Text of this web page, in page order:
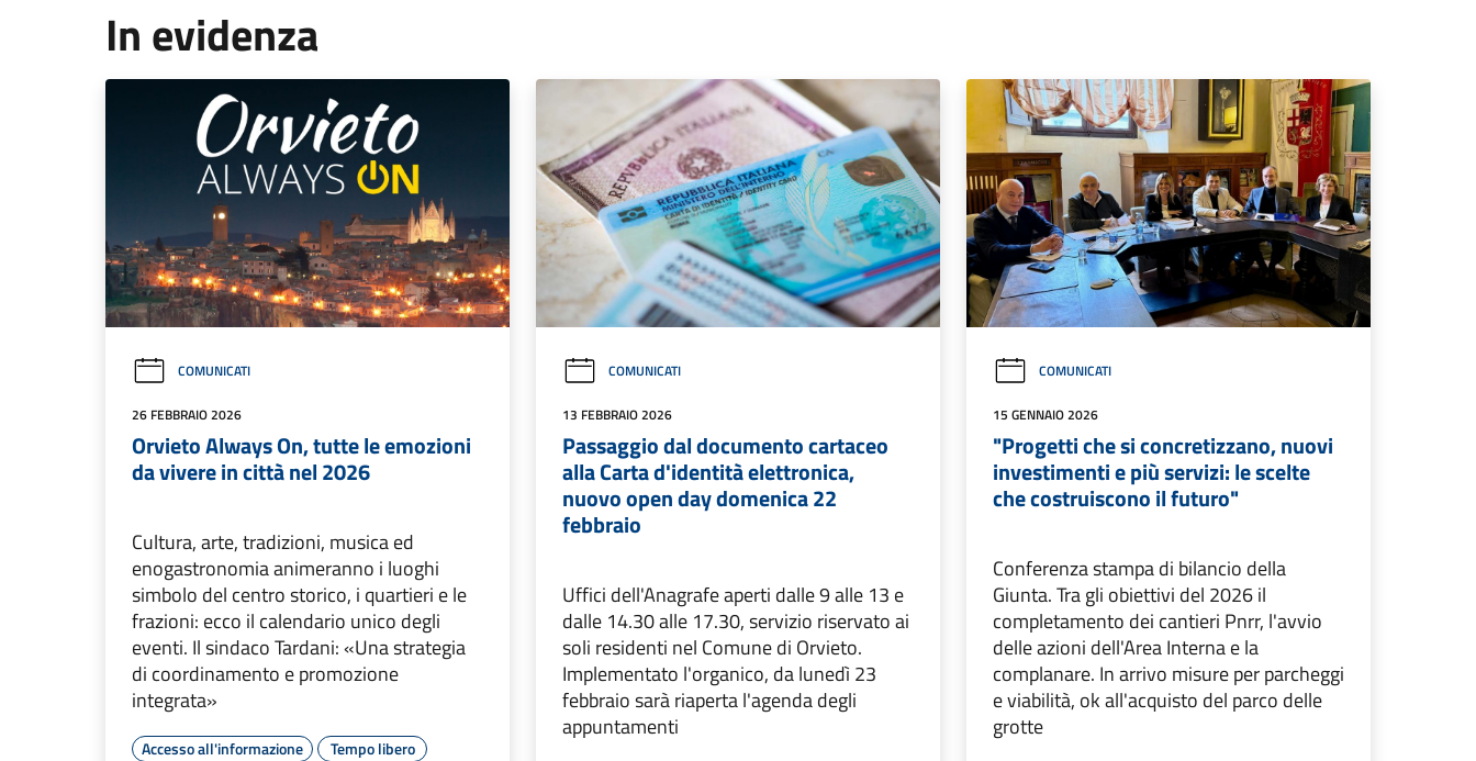
In evidenza
COMUNICATI
26 FEBBRAIO 2026
Orvieto Always On, tutte le emozioni
da vivere in città nel 2026
Cultura, arte, tradizioni, musica ed
enogastronomia animeranno i luoghi
simbolo del centro storico, i quartieri e le
frazioni: ecco il calendario unico degli
eventi. Il sindaco Tardani: «Una strategia
di coordinamento e promozione
integrata»
Accesso all'informazione
Tempo libero
COMUNICATI
13 FEBBRAIO 2026
Passaggio dal documento cartaceo
alla Carta d'identità elettronica,
nuovo open day domenica 22
febbraio
Uffici dell'Anagrafe aperti dalle 9 alle 13 e
dalle 14.30 alle 17.30, servizio riservato ai
soli residenti nel Comune di Orvieto.
Implementato l'organico, da lunedì 23
febbraio sarà riaperta l'agenda degli
appuntamenti
COMUNICATI
15 GENNAIO 2026
"Progetti che si concretizzano, nuovi
investimenti e più servizi: le scelte
che costruiscono il futuro"
Conferenza stampa di bilancio della
Giunta. Tra gli obiettivi del 2026 il
completamento dei cantieri Pnrr, l'avvio
delle azioni dell'Area Interna e la
complanare. In arrivo misure per parcheggi
e viabilità, ok all'acquisto del parco delle
grotte